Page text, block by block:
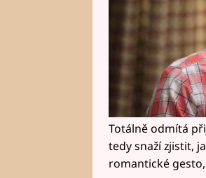
Totálně odmítá
tedy snaží zjistit,
romantické